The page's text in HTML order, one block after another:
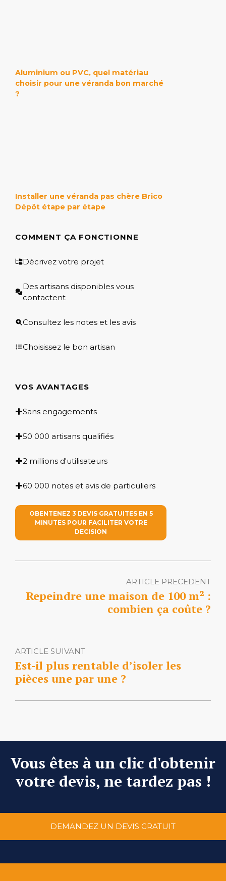
Aluminium ou PVC, quel matériau
choisir pour une véranda bon marché
?
Installer une véranda pas chère Brico
Dépôt étape par étape
COMMENT ÇA FONCTIONNE
Décrivez votre projet
Des artisans disponibles vous
contactent
Consultez les notes et les avis
Choisissez le bon artisan
VOS AVANTAGES
Sans engagements
50 000 artisans qualifiés
2 millions d'utilisateurs
60 000 notes et avis de particuliers
OBENTENEZ 3 DEVIS GRATUITES EN 5
MINUTES POUR FACILITER VOTRE
DECISION
ARTICLE PRECEDENT
Repeindre une maison de 100 m² :
combien ça coûte ?
ARTICLE SUIVANT
Est-il plus rentable d’isoler les
pièces une par une ?
Vous êtes à un clic d'obtenir
votre devis, ne tardez pas !
DEMANDEZ UN DEVIS GRATUIT